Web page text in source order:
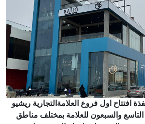
افتتاح اول فروع العلامةالتجارية ريشيو
والسبعون للعلامة بمختلف مناطق